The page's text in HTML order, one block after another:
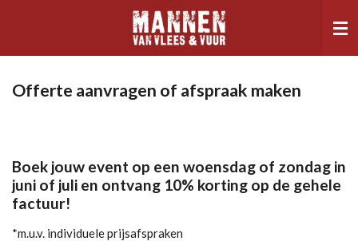
hoofdinhoud
Offerte aanvragen of afspraak maken
Boek jouw event op een woensdag of zondag in
juni of juli en ontvang 10% korting op de gehele
factuur!
*m.u.v. individuele prijsafspraken